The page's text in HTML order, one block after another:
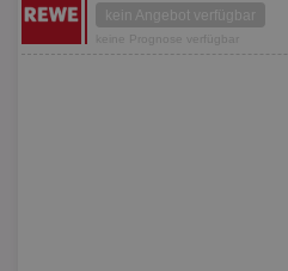
kein Angebot verfügbar
keine Prognose verfügbar